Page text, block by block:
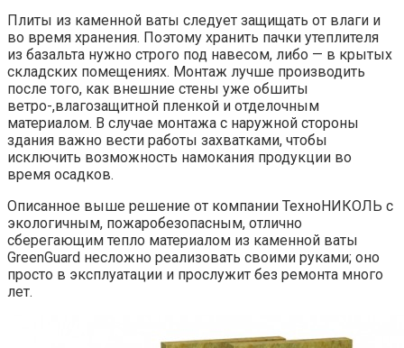
Плиты из каменной ваты следует защищать от влаги и
во время хранения. Поэтому хранить пачки утеплителя
из базальта нужно строго под навесом, либо — в крытых
складских помещениях. Монтаж лучше производить
после того, как внешние стены уже обшиты
ветро-,влагозащитной пленкой и отделочным
материалом. В случае монтажа с наружной стороны
здания важно вести работы захватками, чтобы
исключить возможность намокания продукции во
время осадков.
Описанное выше решение от компании ТехноНИКОЛЬ с
экологичным, пожаробезопасным, отлично
сберегающим тепло материалом из каменной ваты
GreenGuard несложно реализовать своими руками; оно
просто в эксплуатации и прослужит без ремонта много
лет.